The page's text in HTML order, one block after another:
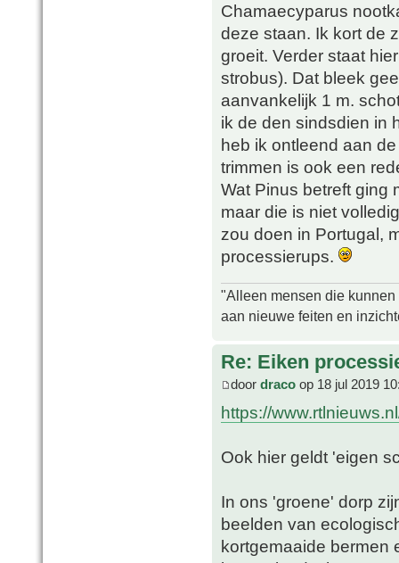
Chamaecyparus
deze staan. Ik kort de
groeit. Verder staat
strobus). Dat bleek
aanvankelijk 1 m.
ik de den sindsdien in
heb ik ontleend aan
trimmen is ook een
Wat Pinus betreft ging
maar die is niet
zou doen in Portugal,
processierups.
"Alleen mensen die
aan nieuwe feiten en
Re: Eiken
door draco op 18 jul 2019
https://
Ook hier geldt 'eigen
In ons 'groene' dorp
beelden van
kortgemaaide bermen